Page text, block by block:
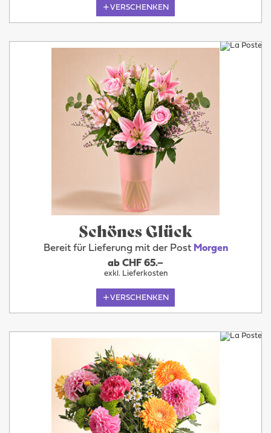
VERSCHENKEN
Schönes Glück
Bereit für Lieferung mit der Post Morgen
ab CHF 65.–
exkl. Lieferkosten
VERSCHENKEN